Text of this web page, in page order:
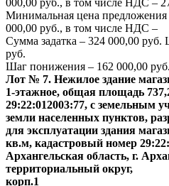
000,00 руб., в том числе НДС –
Минимальная цена предложения
000,00 руб., в том числе НДС –
Сумма задатка – 324 000,00
руб.
Шаг понижения – 162 000,00 руб.
Лот № 7. Нежилое здание
1-этажное, общая площадь
29:22:012003:77, с земельным
земли населенных пунктов,
для эксплуатации здания
кв.м, кадастровый номер
Архангельская область, г.
территориальный округ,
корп.1